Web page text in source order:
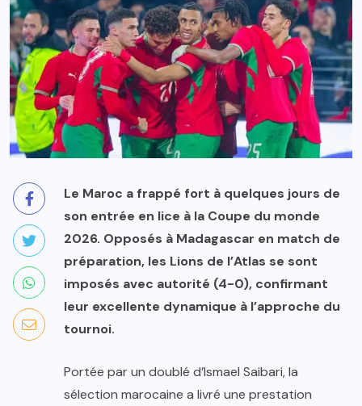
Le Maroc a frappé fort à quelques jours de
son entrée en lice à la Coupe du monde
2026. Opposés à Madagascar en match de
préparation, les Lions de l’Atlas se sont
imposés avec autorité (4-0), confirmant
leur excellente dynamique à l’approche du
tournoi.
Portée par un doublé d’Ismael Saibari, la
sélection marocaine a livré une prestation